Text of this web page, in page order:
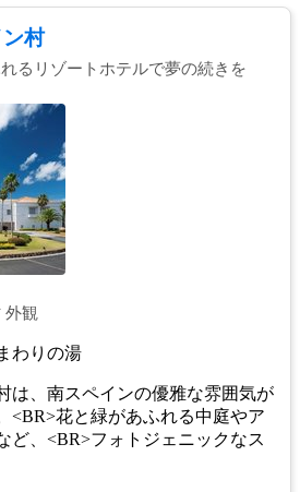
村
るリゾートホテルで夢の続きを
外観
わりの湯
は、南スペインの優雅な雰囲気が
<BR>花と緑があふれる中庭やア
ど、<BR>フォトジェニックなス